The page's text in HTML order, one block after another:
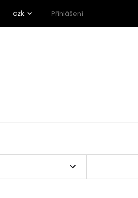
czk Přihlášení